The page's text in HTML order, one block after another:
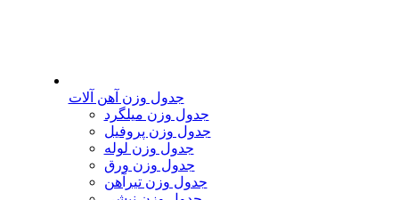
جدول وزن آهن آلات
جدول وزن میلگرد
جدول وزن پروفیل
جدول وزن لوله
جدول وزن ورق
جدول وزن تیرآهن